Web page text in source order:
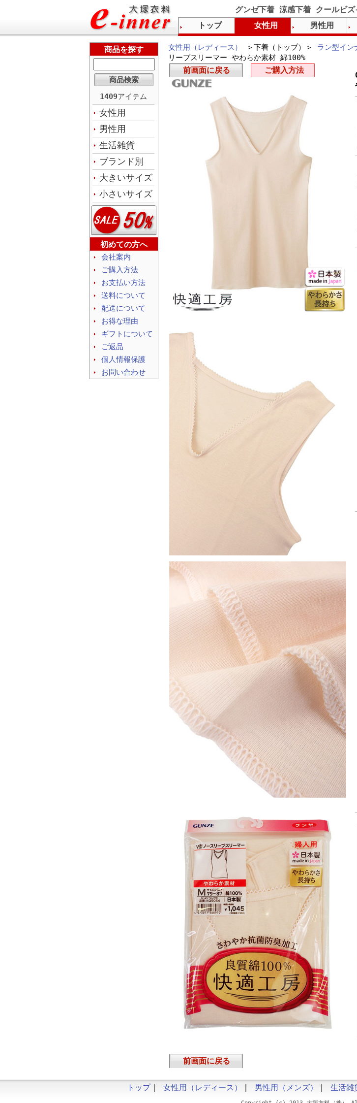
グンゼ下着 涼感下着 クールビズ
女性用（レディース） ＞下着（トップ）＞ ラン型イン
リーブスリーマー やわらか素材 綿100%
前画面に戻る ご購入方法
前画面に戻る
商品を探す
1409アイテム
女性用
男性用
生活雑貨
ブランド別
大きいサイズ
小さいサイズ
初めての方へ
会社案内
ご購入方法
お支払い方法
送料について
配送について
お得な理由
ギフトについて
ご返品
個人情報保護
お問い合わせ
トップ 女性用 男性用
トップ｜ 女性用（レディース） ｜ 男性用（メンズ） ｜ 生活雑